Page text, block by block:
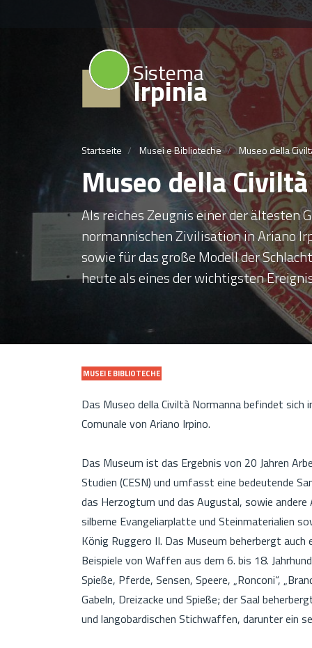
Sistema
Irpinia
Startseite Musei e Biblioteche Museo della
Museo della
Als reiches Zeugnis einer der ältesten
normannischen Zivilisation in Ariano
sowie für das große Modell der
heute als eines der wichtigsten
MUSEI E BIBLIOTECHE
Das Museo della Civiltà Normanna befindet sich
Comunale von Ariano Irpino.
Das Museum ist das Ergebnis von 20 Jahren
Studien (CESN) und umfasst eine bedeutende
das Herzogtum und das Augustal, sowie
silberne Evangeliarplatte und Steinmaterialien
König Ruggero II. Das Museum beherbergt
Beispiele von Waffen aus dem 6. bis 18.
Spieße, Pferde, Sensen, Speere, „Ronconi“,
Gabeln, Dreizacke und Spieße; der Saal
und langobardischen Stichwaffen, darunter ein